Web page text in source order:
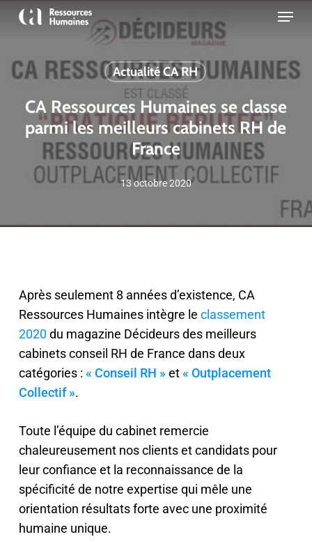
Skip
content
Menu
Actualité CA RH
CA Ressources Humaines se classe
parmi les meilleurs cabinets RH de
France
13 octobre 2020
Après seulement 8 années d’existence, CA
Ressources Humaines intègre le classement
2020du magazine Décideurs des meilleurs
cabinets conseil RH de France dans deux
catégories : « Conseil RH » et« Outplacement
Collectif ».
Toute l’équipe du cabinet remercie
chaleureusement nos clients et candidats pour
leur confiance et la reconnaissance de la
spécificité de notre expertise qui mêle une
orientation résultats forte avec une proximité
humaine unique.
Menu